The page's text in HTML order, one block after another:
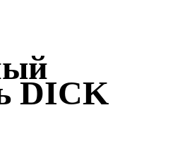
DICK